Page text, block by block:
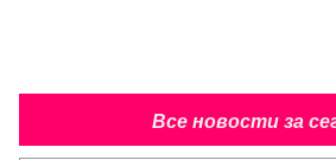
Все новости за